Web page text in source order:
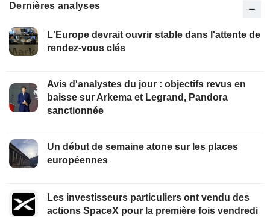
Dernières analyses
L'Europe devrait ouvrir stable dans l'attente de
rendez-vous clés
Avis d'analystes du jour : objectifs revus en
baisse sur Arkema et Legrand, Pandora
sanctionnée
Un début de semaine atone sur les places
européennes
Les investisseurs particuliers ont vendu des
actions SpaceX pour la première fois vendredi